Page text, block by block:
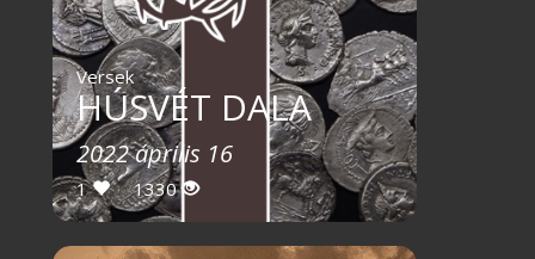
Versek
HÚSVÉT DALA
2022 április 16
1 1330